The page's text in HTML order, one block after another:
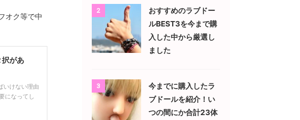
オク等で中
択があ
いけない理由
になってし
2
おすすめのラブドー
ルBEST3を今まで購
入した中から厳選し
ました
3
今までに購入したラ
ブドールを紹介！い
つの間にか合計23体